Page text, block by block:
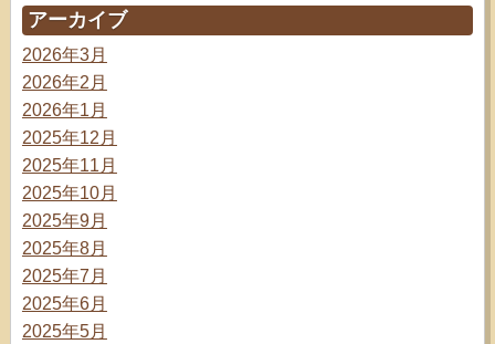
アーカイブ
2026年3月
2026年2月
2026年1月
2025年12月
2025年11月
2025年10月
2025年9月
2025年8月
2025年7月
2025年6月
2025年5月